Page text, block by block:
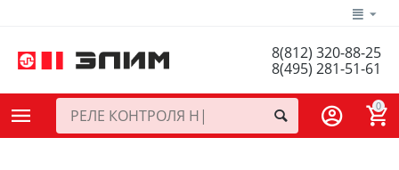
8(812) 320-88-25
8(495) 281-51-61
0